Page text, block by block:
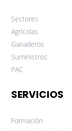
Sectores
Agrícolas
Ganaderos
Suministros
PAC
SERVICIOS
Formación